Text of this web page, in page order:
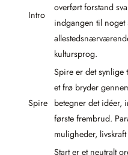
Intro
overført forstand
indgangen til noget
kultursprog.
Spire
Spire er det
et frø bryder
betegner det idéer,
første frembrud.
muligheder,
Start er et neutralt